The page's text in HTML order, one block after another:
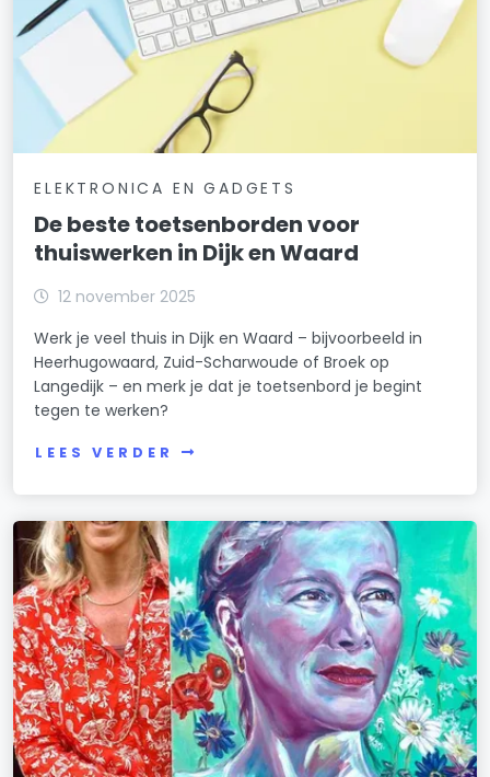
ELEKTRONICA EN GADGETS
De beste toetsenborden voor
thuiswerken in Dijk en Waard
12 november 2025
Werk je veel thuis in Dijk en Waard – bijvoorbeeld in
Heerhugowaard, Zuid-Scharwoude of Broek op
Langedijk – en merk je dat je toetsenbord je begint
tegen te werken?
LEES VERDER